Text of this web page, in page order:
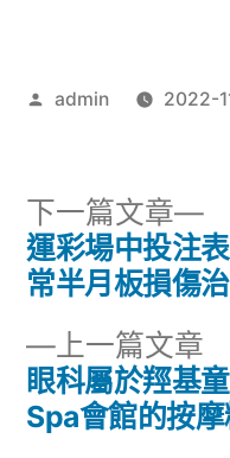
作
admin 2022-
文
導
覽
上一篇文章
篇
眼科屬於羥基
Spa會館的按
下一篇文章
下
運彩場中投注
常半月板損傷